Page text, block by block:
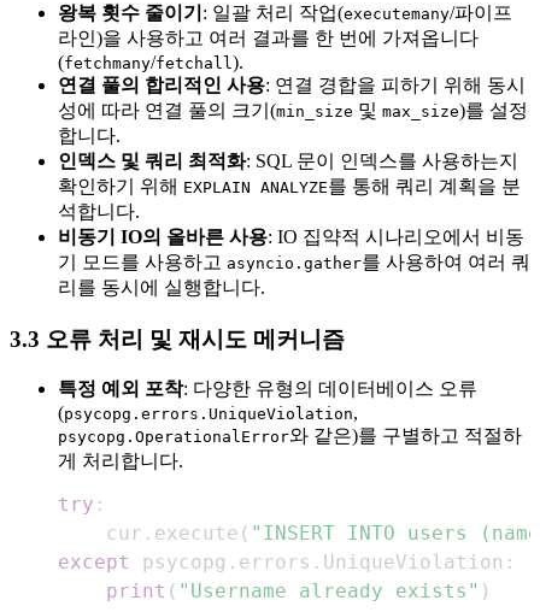
왕복 횟수 줄이기 : 일괄 처리 작업(executemany/파이프
라인)을 사용하고 여러 결과를 한 번에 가져옵니다
(fetchmany/fetchall ).
연결 풀의 합리적인 사용: 연결 경합을 피하기 위해 동시
성에 따라 연결 풀의 크기(min_size 및 max_size)를 설정
합니다.
인덱스 및 쿼리 최적화: SQL 문이 인덱스를 사용하는지
확인하기 위해 EXPLAIN ANALYZE를 통해 쿼리 계획을 분
석합니다.
비동기 IO의 올바른 사용: IO 집약적 시나리오에서 비동
기 모드를 사용하고 asyncio.gather를 사용하여 여러 쿼
리를 동시에 실행합니다.
3.3 오류 처리 및 재시도 메커니즘
특정 예외 포착: 다양한 유형의 데이터베이스 오류
(psycopg.errors.UniqueViolation,
psycopg.OperationalError와 같은)를 구별하고 적절하
게 처리합니다.
try :
    cur
. execute ( "INSERT INTO users
except
psycopg . errors . UniqueViolation :
print ( "Username already exists" )